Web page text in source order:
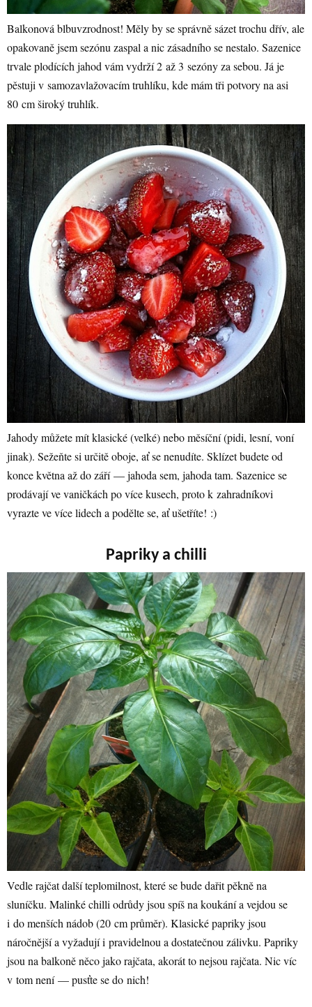
Balkonová blbuvzrodnost! Měly by se správně sázet trochu dřív, ale
opakovaně jsem sezónu zaspal a nic zásadního se nestalo. Sazenice
trvale plodících jahod vám vydrží 2 až 3 sezóny za sebou. Já je
pěstuji v samozavlažovacím truhlíku, kde mám tři potvory na asi
80 cm široký truhlík.
Jahody můžete mít klasické (velké) nebo měsíční (pidi, lesní, voní
jinak). Sežeňte si určitě oboje, ať se nenudíte. Sklízet budete od
konce května až do září — jahoda sem, jahoda tam. Sazenice se
prodávají ve vaničkách po více kusech, proto k zahradníkovi
vyrazte ve více lidech a podělte se, ať ušetříte! :)
Papriky a chilli
Vedle rajčat další teplomilnost, které se bude dařit pěkně na
sluníčku. Malinké chilli odrůdy jsou spíš na koukání a vejdou se
i do menších nádob (20 cm průměr). Klasické papriky jsou
náročnější a vyžadují i pravidelnou a dostatečnou zálivku. Papriky
jsou na balkoně něco jako rajčata, akorát to nejsou rajčata. Nic víc
v tom není — pusťte se do nich!